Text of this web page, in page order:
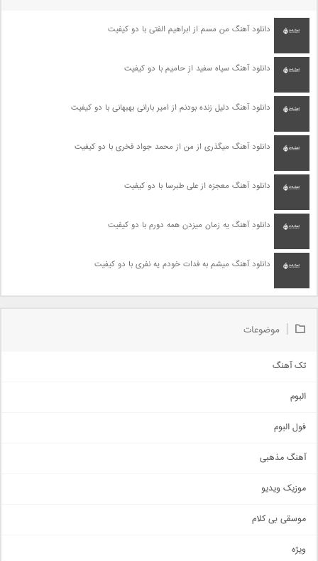
دانلود آهنگ من مسم از ابراهیم الفتی با دو کیفیت
دانلود آهنگ سیاه سفید از حامیم با دو کیفیت
دانلود آهنگ دلیل زنده بودنم از امیر بارانی بهبهانی با دو کیفیت
دانلود آهنگ میگذری از من از محمد جواد فخری با دو کیفیت
دانلود آهنگ معجزه از علی طبرسا با دو کیفیت
دانلود آهنگ یه زمان میزدن همه دورم با دو کیفیت
دانلود آهنگ میشم به فدات خودم یه نفری با دو کیفیت
موضوعات
تک آهنگ
اجتماعی
حماسی
سنتی
اهنگ بندرعباسی
دمو
البوم
فول البوم
آهنگ مذهبی
موزیک ویدیو
موسقی بی کلام
ویژه